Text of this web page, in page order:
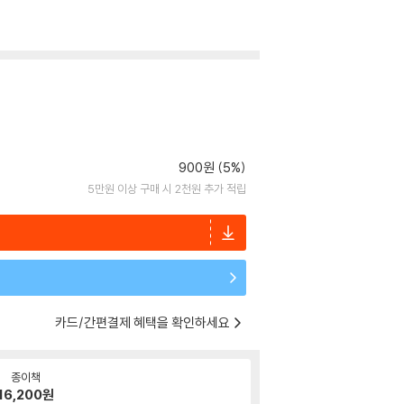
900원 (5%)
5만원 이상 구매 시 2천원 추가 적립
카드/간편결제 혜택을 확인하세요
종이책
원